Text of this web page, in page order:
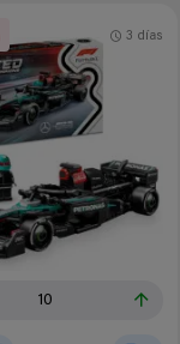
10
3 días